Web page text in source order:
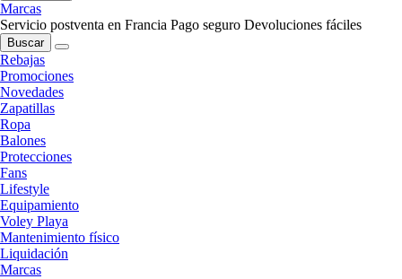
Marcas
Servicio postventa en Francia Pago seguro Devoluciones fáciles
Buscar
Rebajas
Promociones
Novedades
Zapatillas
Ropa
Balones
Protecciones
Fans
Lifestyle
Equipamiento
Voley Playa
Mantenimiento físico
Liquidación
Marcas